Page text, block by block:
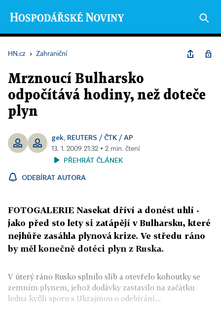
HN.cz › Zahraniční
Mrznoucí Bulharsko
odpočítává hodiny, než doteče
plyn
gek, REUTERS / ČTK / AP
13. 1. 2009 21:32 ▪ 2 min. čtení
PŘEHRÁT ČLÁNEK
ODEBÍRAT AUTORA
FOTOGALERIE Nasekat dříví a donést uhlí -
jako před sto lety si zatápějí v Bulharsku, které
nejhůře zasáhla plynová krize. Ve středu ráno
by měl konečně dotéci plyn z Ruska.
V úterý ráno Rusko splnilo slib a otevřelo kohoutky se
zemním plynem, jehož dodávky zastavilo na začátku
ledna kvůli sporu s Ukrajinou o odebírání...